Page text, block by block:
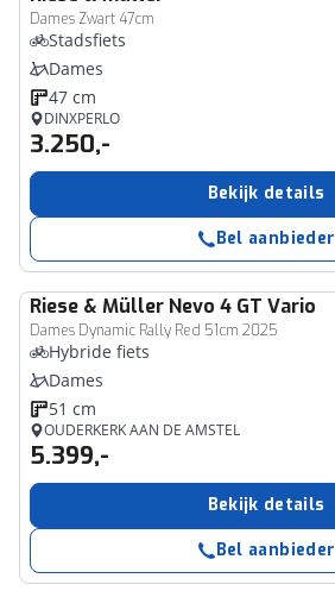
Dames Zwart 47cm
Stadsfiets
Dames
47 cm
DINXPERLO
3.250,-
Bekijk details
Bel aanbieder
Riese & Müller Nevo 4 GT Vario
Dames Dynamic Rally Red 51cm 2025
Hybride fiets
Dames
51 cm
OUDERKERK AAN DE AMSTEL
5.399,-
Bekijk details
Bel aanbieder